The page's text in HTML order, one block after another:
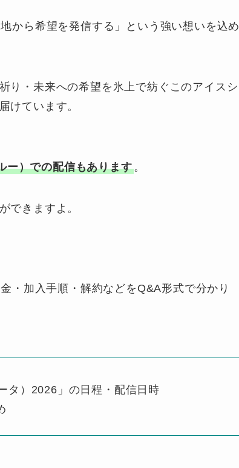
から希望を発信する」という強い想いを込め
り・未来への希望を氷上で紡ぐこのアイスシ
けています。
ー）での配信もあります。
できますよ。
・加入手順・解約などをQ&A形式で分かり
）2026」の日程・配信日時